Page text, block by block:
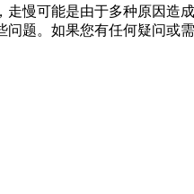
慢可能是由于多种原因造
题。如果您有任何疑问或